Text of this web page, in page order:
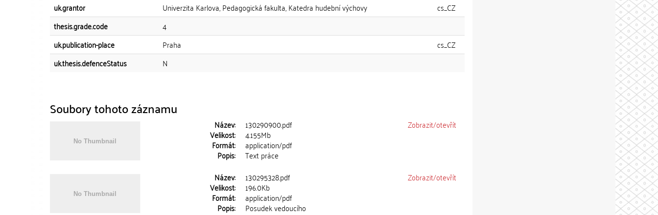
uk.grantor
Univerzita Karlova, Pedagogická fakulta, Katedra hudební výchovy
cs_CZ
thesis.grade.code
4
uk.publication-place
Praha
cs_CZ
uk.thesis.defenceStatus
N
Soubory tohoto záznamu
Název: 130290900.pdf
Velikost: 4.155Mb
Formát: application/pdf
Popis: Text práce
Zobrazit/otevřít
Název: 130295328.pdf
Velikost: 196.0Kb
Formát: application/pdf
Popis: Posudek vedoucího
Zobrazit/otevřít